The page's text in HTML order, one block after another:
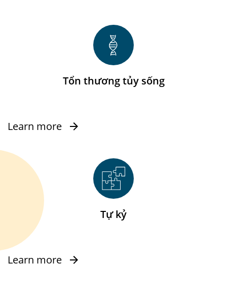
Tổn thương tủy sống
Learn more
Tự kỷ
Learn more